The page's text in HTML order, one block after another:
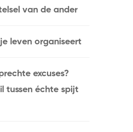
van de ander
leven organiseert
excuses?
tussen échte spijt